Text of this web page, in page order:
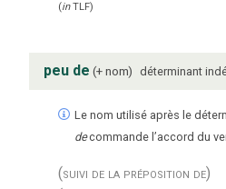
(inTLF)
peu de + nom déterminant
Le nom utilisé après le
decommande l’accord du
(suivi de la préposition de)